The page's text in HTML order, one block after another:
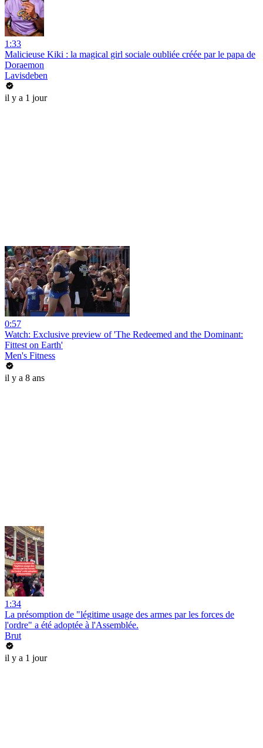
1:33
Malicieuse Kiki : la magical girl sociale oubliée créée par le papa de
Doraemon
Lavisdeben
il y a 1 jour
0:57
Watch: Exclusive preview of 'The Redeemed and the Dominant:
Fittest on Earth'
Men's Fitness
il y a 8 ans
1:34
La présomption de "légitime usage des armes par les forces de
l'ordre" a été adoptée à l'Assemblée.
Brut
il y a 1 jour